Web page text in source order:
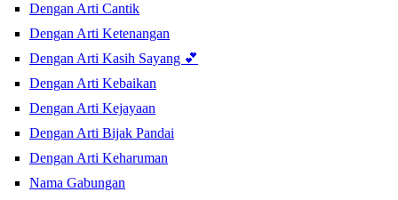
Dengan Arti Cantik
Dengan Arti Ketenangan
Dengan Arti Kasih Sayang 💕
Dengan Arti Kebaikan
Dengan Arti Kejayaan
Dengan Arti Bijak Pandai
Dengan Arti Keharuman
Nama Gabungan